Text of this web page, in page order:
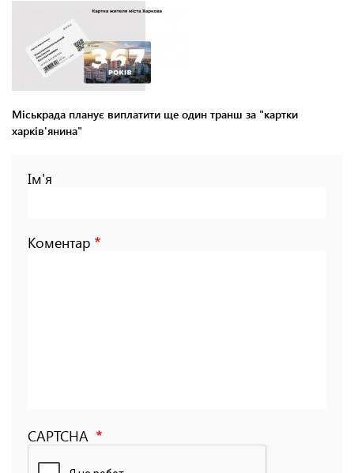
Міськрада планує виплатити ще один транш за "картки
харків'янина"
Ім'я
Коментар
CAPTCHA